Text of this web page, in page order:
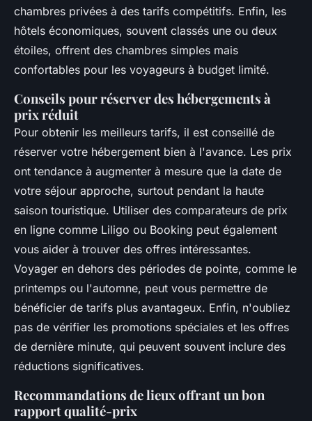
chambres privées à des tarifs compétitifs. Enfin, les
hôtels économiques, souvent classés une ou deux
étoiles, offrent des chambres simples mais
confortables pour les voyageurs à budget limité.
Conseils pour réserver des hébergements à
prix réduit
Pour obtenir les meilleurs tarifs, il est conseillé de
réserver votre hébergement bien à l'avance. Les prix
ont tendance à augmenter à mesure que la date de
votre séjour approche, surtout pendant la haute
saison touristique. Utiliser des comparateurs de prix
en ligne comme Liligo ou Booking peut également
vous aider à trouver des offres intéressantes.
Voyager en dehors des périodes de pointe, comme le
printemps ou l'automne, peut vous permettre de
bénéficier de tarifs plus avantageux. Enfin, n'oubliez
pas de vérifier les promotions spéciales et les offres
de dernière minute, qui peuvent souvent inclure des
réductions significatives.
Recommandations de lieux offrant un bon
rapport qualité-prix